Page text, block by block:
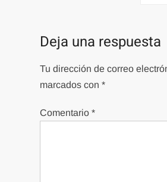
Deja una respuesta
Tu dirección de correo
marcados con*
Comentario*